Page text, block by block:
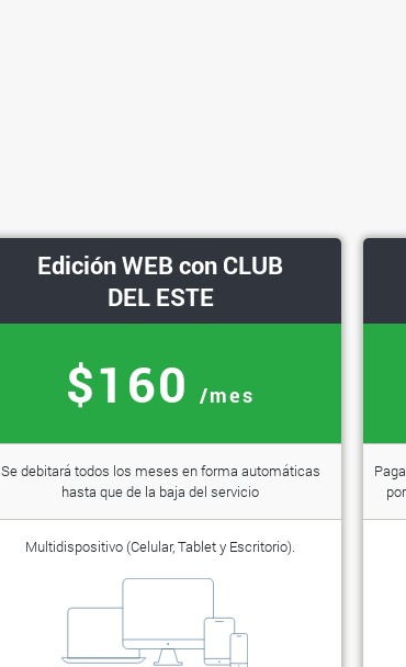
Edición WEB con CLUB
DEL ESTE
$160 /mes
Se debitará todos los meses en forma automáticas
hasta que de la baja del servicio
Multidispositivo (Celular, Tablet y Escritorio).